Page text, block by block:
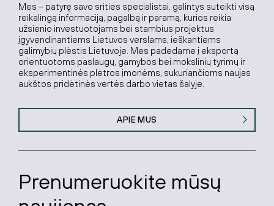
Mes – patyrę savo srities specialistai, galintys suteikti visą
reikalingą informaciją, pagalbą ir paramą, kurios reikia
užsienio investuotojams bei stambius projektus
įgyvendinantiems Lietuvos verslams, ieškantiems
galimybių plėstis Lietuvoje. Mes padedame į eksportą
orientuotoms paslaugų, gamybos bei mokslinių tyrimų ir
eksperimentinės plėtros įmonėms, sukuriančioms naujas
aukštos pridėtinės vertės darbo vietas šalyje.
APIE MUS
Prenumeruokite mūsų